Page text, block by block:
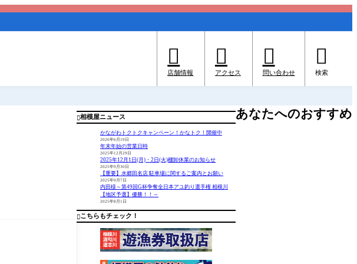

店舗情報

アクセス

問い合わせ

検索
相模屋ニュース
かながわトクトクキャンペーン！かなトク！開催中
2026年6月19日
年末年始の営業日時
2025年12月29日
2025年12月1日(月)・2日(火)棚卸休業のお知らせ
2025年9月30日
【重要】水郷田名店 駐車場に関するご案内とお願い
2025年9月7日
内田様～第49回G杯争奪全日本アユ釣り選手権 相模川
【地区予選】優勝！！～
2025年8月1日
こちらもチェック！
あなたへのおすすめ